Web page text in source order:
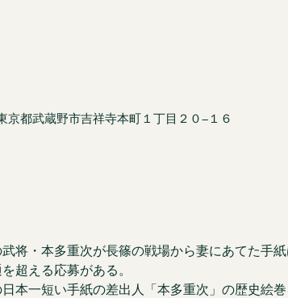
都武蔵野市吉祥寺本町１丁目２０−１６
将・本多重次が長篠の戦場から妻にあてた手
超える応募がある。
本一短い手紙の差出人「本多重次」の歴史絵